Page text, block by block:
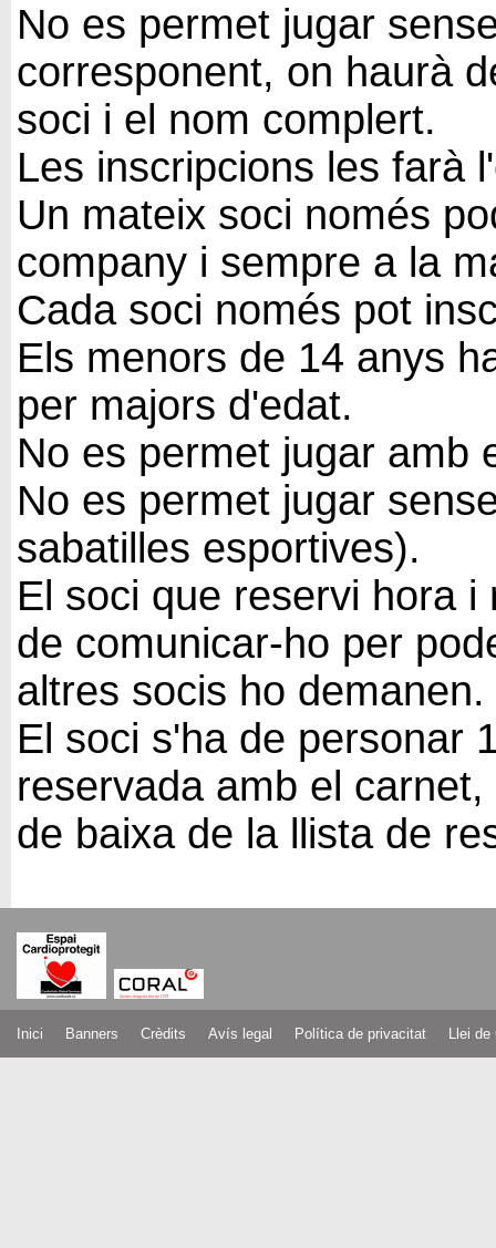
No es permet jugar
corresponent, on haurà
soci i el nom complert.
Les inscripcions les farà
Un mateix soci només
company i sempre a la
Cada soci només pot
Els menors de 14 anys
per majors d'edat.
No es permet jugar amb
No es permet jugar
sabatilles esportives).
El soci que reservi hora
de comunicar-ho per
altres socis ho demanen.
El soci s'ha de personar
reservada amb el
de baixa de la llista de
Inici Banners Crèdits Avís legal Política de privacitat Llei de